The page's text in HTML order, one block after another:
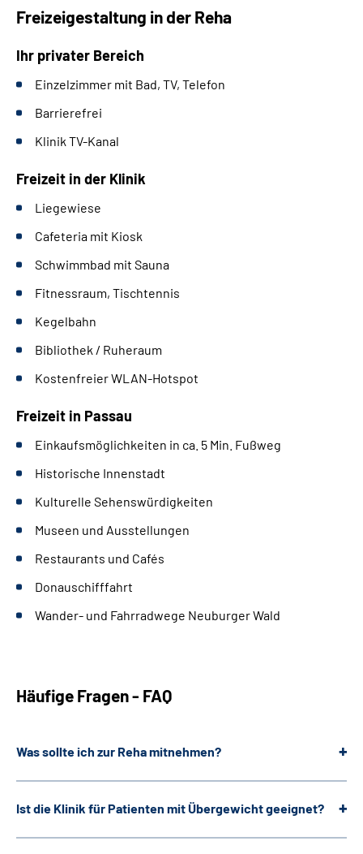
Freizeigestaltung in der Reha
Ihr privater Bereich
Einzelzimmer mit Bad, TV, Telefon
Barrierefrei
Klinik TV-Kanal
Freizeit in der Klinik
Liegewiese
Cafeteria mit Kiosk
Schwimmbad mit Sauna
Fitnessraum, Tischtennis
Kegelbahn
Bibliothek / Ruheraum
Kostenfreier WLAN-Hotspot
Freizeit in Passau
Einkaufsmöglichkeiten in ca. 5 Min. Fußweg
Historische Innenstadt
Kulturelle Sehenswürdigkeiten
Museen und Ausstellungen
Restaurants und Cafés
Donauschifffahrt
Wander- und Fahrradwege Neuburger Wald
Häufige Fragen - FAQ
Was sollte ich zur Reha mitnehmen?
Ist die Klinik für Patienten mit Übergewicht geeignet?